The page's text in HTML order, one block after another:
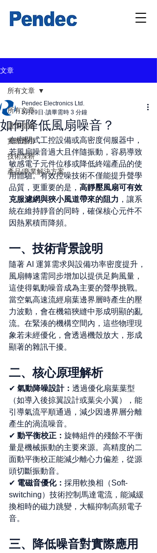
文章
所有文章
選型指南
實際應用
技術深耕
產品/商業解決方案
所有文章
如何降低風扇噪音？
Pendec Electronics Ltd.
5月29日 讀畢需時 3 分鐘
在密閉式工控設備或高密度伺服器中，
若風扇噪音過大且伴隨振動，容易導致
敏感電子元件位移或降低終端產品的使
用體驗。有效控噪技術不僅能提升聲學
品質，更重要的是， 高靜壓風扇可有效
克服濾網與狹小風道帶來的阻力 ，讓系
統在維持靜音的同時，確保核心元件不
因熱累積而降頻。
一、技術背景說明
隨著 AI 運算需求與設備功率密度提升，
風扇轉速需同步增加以提供足夠風量，
這使得氣動噪音成為主要的聲學挑戰。
當空氣高速流經扇葉邊界層時產生的壓
力波動，會在機箱狹縫中形成明顯的亂
流。在緊湊的機構空間內，這些物理現
象若未經優化，會透過機殼放大，形成
顯著的雜訊干擾。
二、核心原理解析
✔ 氣動降噪設計： 透過優化扇葉葉型
（如導入後掠翼設計或葉尖小翼），能
引導氣流平順通過，減少因邊界層分離
產生的渦流噪音。
✔ 動平衡校正： 旋轉組件的殘餘不平衡
量是機械振動的主要來源。高精度的二
面動平衡校正能減少離心力偏差，從源
頭切斷振動音。
✔ 電磁音優化： 採用軟換相（Soft-
switching）技術控制馬達電流，能減緩
換相時的磁力跳變，大幅抑制高頻電子
音。
三、降低噪音對實際應用